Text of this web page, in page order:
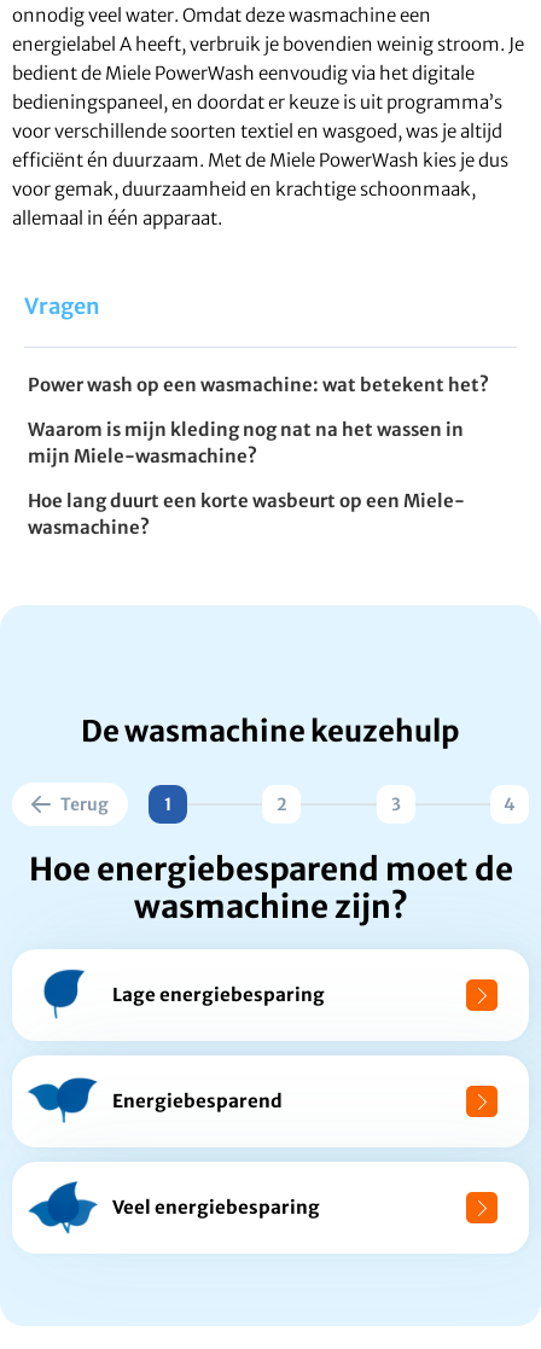
onnodig veel water. Omdat deze wasmachine een
energielabel A heeft, verbruik je bovendien weinig stroom. Je
bedient de Miele PowerWash eenvoudig via het digitale
bedieningspaneel, en doordat er keuze is uit programma’s
voor verschillende soorten textiel en wasgoed, was je altijd
efficiënt én duurzaam. Met de Miele PowerWash kies je dus
voor gemak, duurzaamheid en krachtige schoonmaak,
allemaal in één apparaat.
Vragen
Power wash op een wasmachine: wat betekent het?
Waarom is mijn kleding nog nat na het wassen in
mijn Miele-wasmachine?
Hoe lang duurt een korte wasbeurt op een Miele-
wasmachine?
De wasmachine keuzehulp
Terug 1 2 3 4
Hoe energiebesparend moet de
wasmachine zijn?
Lage energiebesparing
Energiebesparend
Veel energiebesparing